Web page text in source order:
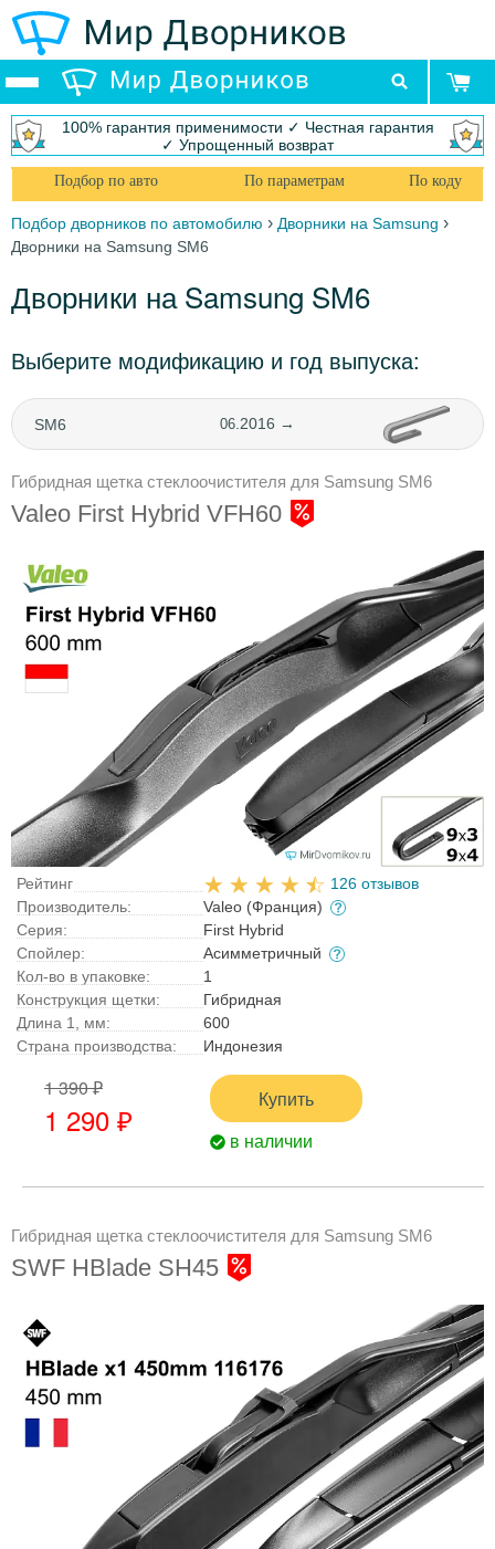
100% гарантия применимости ✓ Честная гарантия
✓ Упрощенный возврат
Подбор по авто По параметрам По коду
Подбор дворников по автомобилю › Дворники на Samsung ›
Дворники на Samsung SM6
Дворники на Samsung SM6
Выберите модификацию и год выпуска:
SM6 06 .2016 →
Гибридная щетка стеклоочистителя для Samsung SM6
Valeo First Hybrid VFH60
Рейтинг
126 отзывов
Производитель:
Valeo (Франция)
Серия:
First Hybrid
Спойлер:
Асимметричный
Кол-во в упаковке:
1
Конструкция щетки:
Гибридная
Длина 1, мм:
600
Страна производства:
Индонезия
1 390 ₽
1 290 ₽
Купить
в наличии
Гибридная щетка стеклоочистителя для Samsung SM6
SWF HBlade SH45